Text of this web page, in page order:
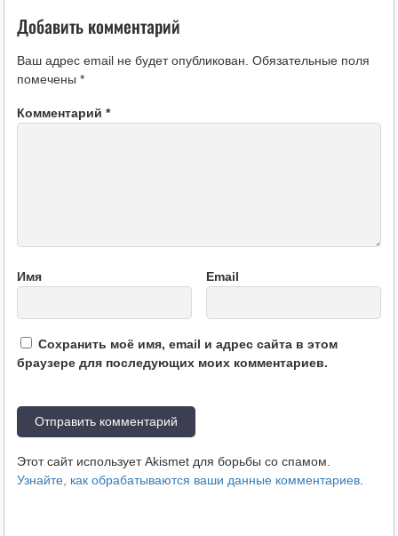
Добавить комментарий
Ваш адрес email не будет опубликован. Обязательные поля
помечены *
Комментарий *
Имя Email
Сохранить моё имя, email и адрес сайта в этом
браузере для последующих моих комментариев.
Этот сайт использует Akismet для борьбы со спамом.
Узнайте, как обрабатываются ваши данные комментариев.